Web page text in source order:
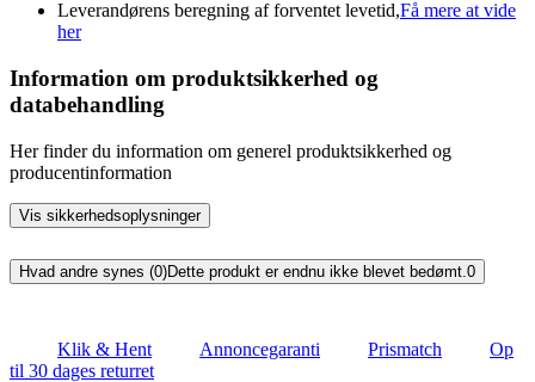
Leverandørens beregning af forventet levetid,Få mere at vide
her
Information om produktsikkerhed og
databehandling
Her finder du information om generel produktsikkerhed og
producentinformation
Vis sikkerhedsoplysninger
Hvad andre synes (0)Dette produkt er endnu ikke blevet bedømt. 0
Klik & Hent Annoncegaranti Prismatch
Op
til 30 dages returret